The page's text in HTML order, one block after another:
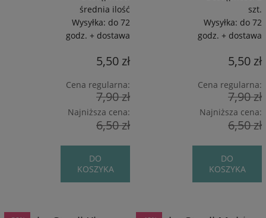
50 g
średnia ilość
Wysyłka: do 72
godz. + dostawa
5,50 zł
Cena regularna:
7,90 zł
Najniższa cena:
6,50 zł
DO
KOSZYKA
szt.
Wysyłka: do 72
godz. + dostawa
5,50 zł
Cena regularna:
7,90 zł
Najniższa cena:
6,50 zł
DO
KOSZYKA